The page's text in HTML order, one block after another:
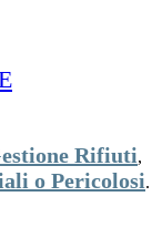
Rifiuti,
o Pericolosi.